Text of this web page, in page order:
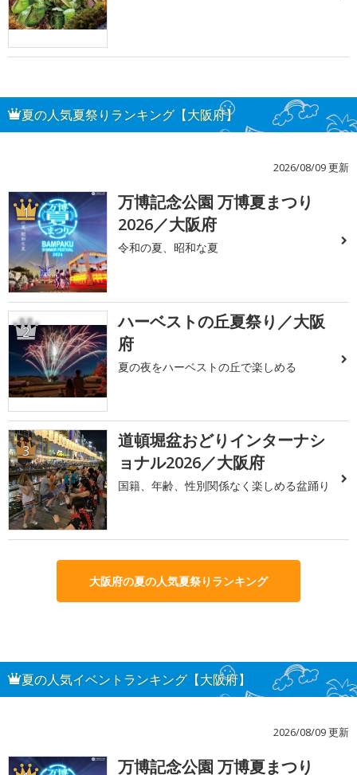
夏の人気夏祭りランキング【大阪府】
2026/08/09 更新
1
万博記念公園 万博夏まつり
2026／大阪府
令和の夏、昭和な夏
2
ハーベストの丘夏祭り／大阪
府
夏の夜をハーベストの丘で楽しめる
3
道頓堀盆おどりインターナシ
ョナル2026／大阪府
国籍、年齢、性別関係なく楽しめる盆踊り
大阪府の夏の人気夏祭りランキング
夏の人気イベントランキング【大阪府】
2026/08/09 更新
万博記念公園 万博夏まつり